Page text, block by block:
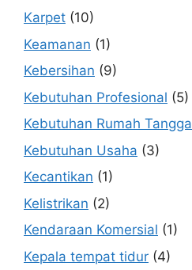
Karpet (10)
Keamanan (1)
Kebersihan (9)
Kebutuhan Profesional (5)
Kebutuhan Rumah Tangga
Kebutuhan Usaha (3)
Kecantikan (1)
Kelistrikan (2)
Kendaraan Komersial (1)
Kepala tempat tidur (4)